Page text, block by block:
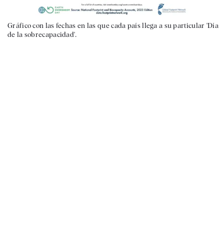
Gráfico con las fechas en las que cada país llega a su particular 'Día
de la sobrecapacidad'.